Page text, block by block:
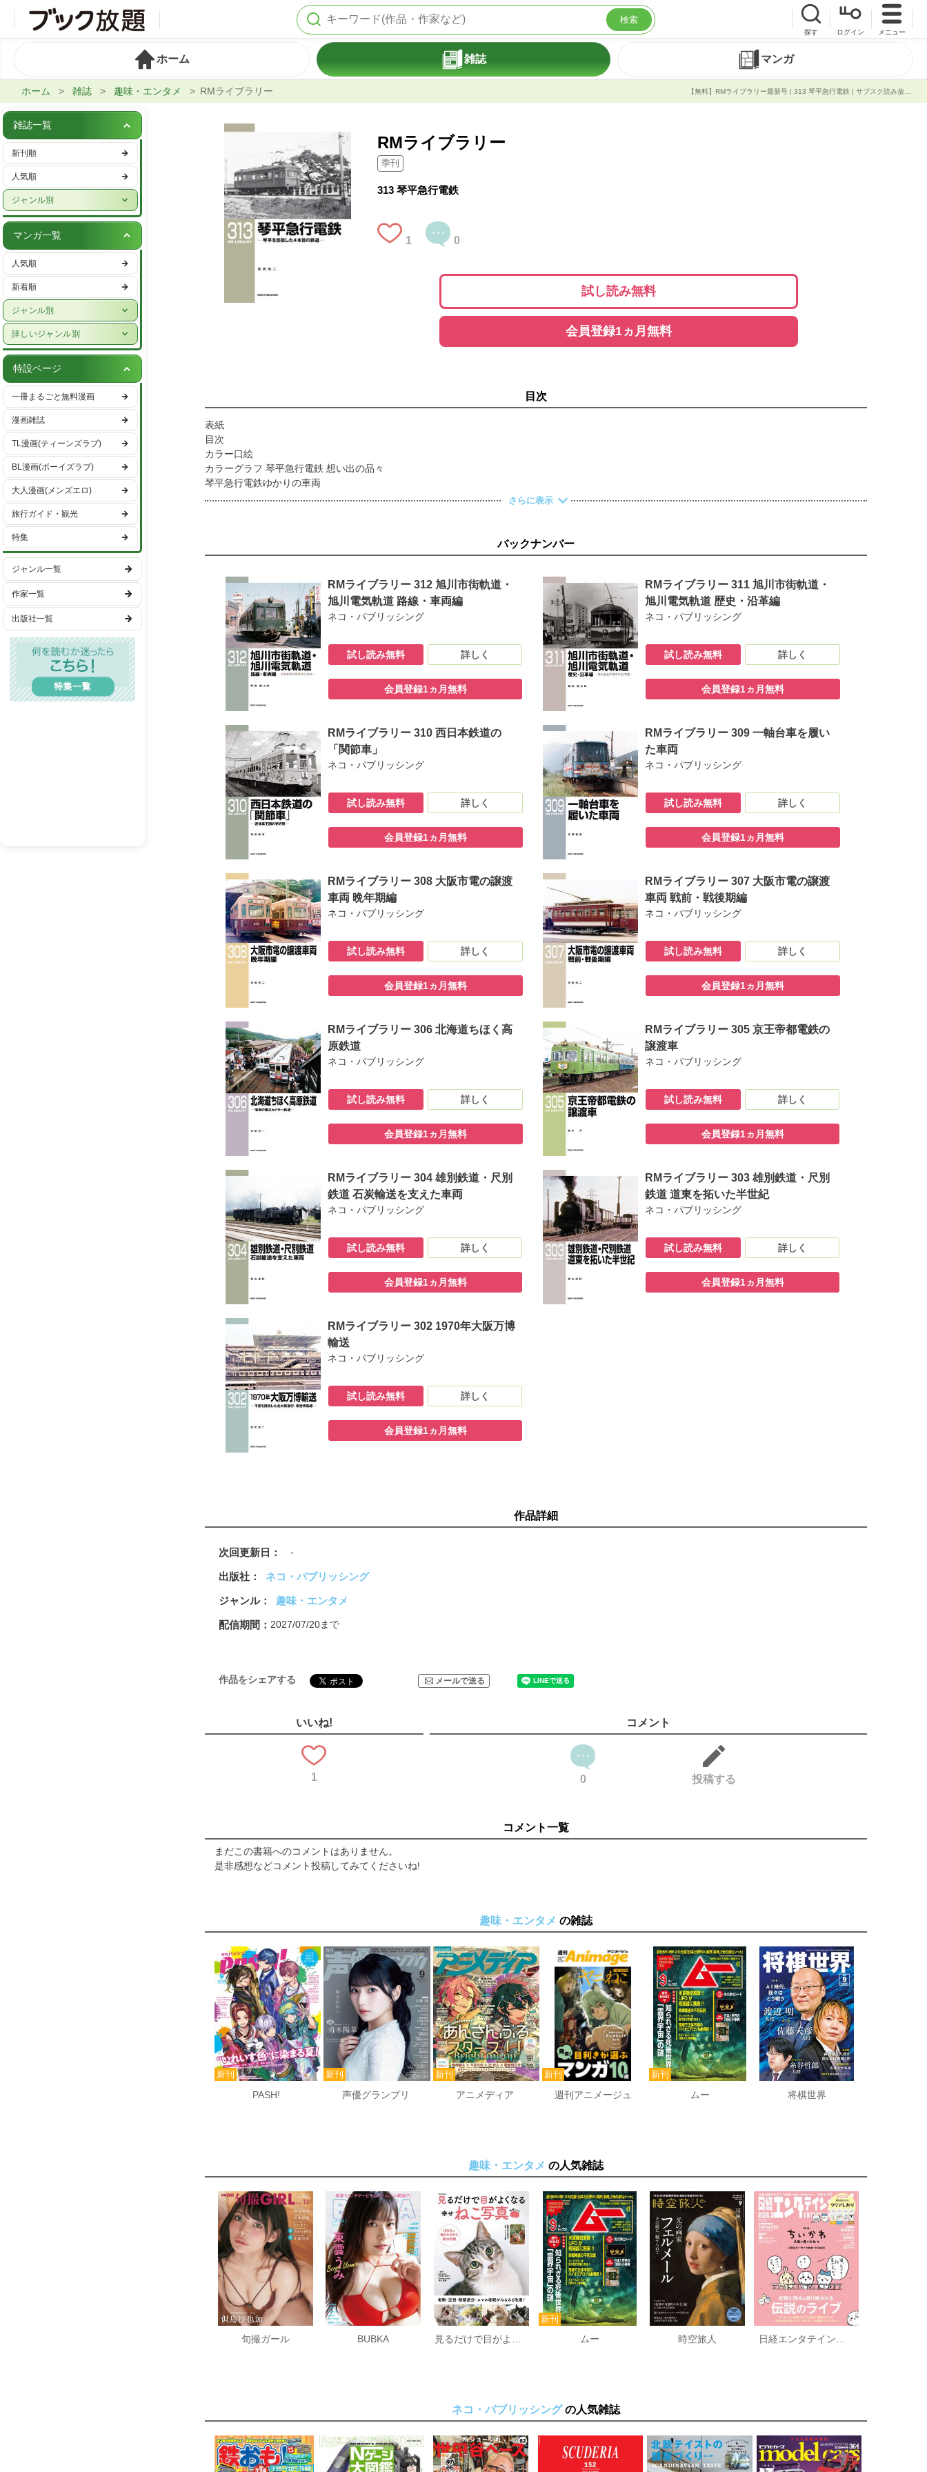
検索
探す ログイン メニュー
ホーム 雑誌 マンガ
ホーム 雑誌 趣味・エンタメ RMライブラリー
雑誌一覧
新刊順
人気順
ジャンル別
週刊誌
ビジネス・IT・マネー
女性ファッション・美容
女性ライフスタイル・健康
グルメ・レシピ
車・バイク
趣味・エンタメ
スポーツ・アウトドア
男性ライフスタイル
国内旅行
海外旅行
マンガ一覧
人気順
新着順
ジャンル別
少年漫画
青年漫画
女性漫画
詳しいジャンル別
ハーレクイン
ヒューマンドラマ
バトル・アクション
ファンタジー・SF
異世界・転生
ミステリー・サスペンス
ホラー
日常
学園
ギャグ・コメディー
スポーツ
歴史・時代
TL(ティーンズラブ)
レディコミ
特設ページ
一冊まるごと無料漫画
漫画雑誌
TL漫画(ティーンズラブ)
BL漫画(ボーイズラブ)
大人漫画(メンズエロ)
旅行ガイド・観光
特集
ジャンル一覧
作家一覧
出版社一覧
RMライブラリー
季刊
313 琴平急行電鉄
1 0
試し読み無料
会員登録1ヵ月無料
目次
表紙
目次
カラー口絵
カラーグラフ 琴平急行電鉄 想い出の品々
琴平急行電鉄ゆかりの車両
１．３ 坂出町の動きと琴急誕生の経緯／Column 1 琴急をめぐる人々① 白川友一
１．４ 琴平急行電鉄の設立と建設
２．琴平急行電鉄の開業／２．１ 琴急開業 1930（昭和５）年４月７日
２．２ 営業開始後の琴急
２．３ 貨物営業と予定線について
２．４ 香川県財界と琴急の関係
２．５ 琴急開業による競合他社への影響
Column 4 琴急をめぐる人々④ 安達 賢／Column 5 琴急をめぐる人々⑤ 鎌田勝太郎と一族の鎌田 晃・鎌田 栄
３．琴平急行電鉄の終焉／３．１ 戦時中の話
３．２ 不要不急路線の選定／３．３ セレベス島での鉄道敷設
Column 6 関西汽船大信丸と大智丸のその後
３．４ 鉄道として営業できなくなった琴急のその後／Column 7 琴急をめぐる人々⑥ 白川朋吉
３．５ 廃線後の遺構
４．琴平急行電鉄の車両／４．１ 電動客車
４．２ 客車（借用車）
４．３ 貨車（電動有蓋貨車・無蓋車・有蓋車）
５．車両譲渡後の動き
６．同型車両で偲ぶ琴急デ１型
おわりに
さらに表示
バックナンバー
RMライブラリー 312 旭川市街軌道・
旭川電気軌道 路線・車両編
ネコ・パブリッシング
試し読み無料 詳しく
会員登録1ヵ月無料
RMライブラリー 311 旭川市街軌道・
旭川電気軌道 歴史・沿革編
ネコ・パブリッシング
試し読み無料 詳しく
会員登録1ヵ月無料
RMライブラリー 310 西日本鉄道の
「関節車」
ネコ・パブリッシング
試し読み無料 詳しく
会員登録1ヵ月無料
RMライブラリー 309 一軸台車を履い
た車両
ネコ・パブリッシング
試し読み無料 詳しく
会員登録1ヵ月無料
RMライブラリー 308 大阪市電の譲渡
車両 晩年期編
ネコ・パブリッシング
試し読み無料 詳しく
会員登録1ヵ月無料
RMライブラリー 307 大阪市電の譲渡
車両 戦前・戦後期編
ネコ・パブリッシング
試し読み無料 詳しく
会員登録1ヵ月無料
RMライブラリー 306 北海道ちほく高
原鉄道
ネコ・パブリッシング
試し読み無料 詳しく
会員登録1ヵ月無料
RMライブラリー 305 京王帝都電鉄の
譲渡車
ネコ・パブリッシング
試し読み無料 詳しく
会員登録1ヵ月無料
RMライブラリー 304 雄別鉄道・尺別
鉄道 石炭輸送を支えた車両
ネコ・パブリッシング
試し読み無料 詳しく
会員登録1ヵ月無料
RMライブラリー 303 雄別鉄道・尺別
鉄道 道東を拓いた半世紀
ネコ・パブリッシング
試し読み無料 詳しく
会員登録1ヵ月無料
RMライブラリー 302 1970年大阪万博
輸送
ネコ・パブリッシング
試し読み無料 詳しく
会員登録1ヵ月無料
作品詳細
次回更新日 -
出版社 ネコ・パブリッシング
ジャンル 趣味・エンタメ
配信期間 2027/07/20まで
作品をシェアする メールで送る
いいね!
1
コメント
0 投稿する
コメント一覧
まだこの書籍へのコメントはありません。
是非感想などコメント投稿してみてくださいね!
趣味・エンタメ の雑誌
PASH! 声優グランプリ アニメディア 週刊アニメージュ ムー 将棋世界
趣味・エンタメ の人気雑誌
旬撮ガール BUBKA 見るだけで目がよくなる幸せねこ写真 ムー 時空旅人 日経エンタテインメント！
ネコ・パブリッシングの人気雑誌